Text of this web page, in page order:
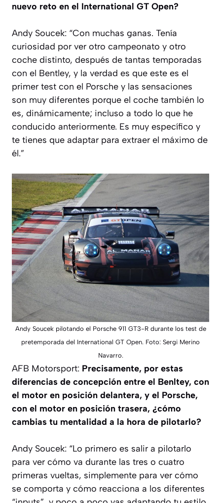
nuevo reto en el International GT Open?
Andy Soucek: “Con muchas ganas. Tenía
curiosidad por ver otro campeonato y otro
coche distinto, después de tantas temporadas
con el Bentley, y la verdad es que este es el
primer test con el Porsche y las sensaciones
son muy diferentes porque el coche también lo
es, dinámicamente; incluso a todo lo que he
conducido anteriormente. Es muy específico y
te tienes que adaptar para extraer el máximo de
él.”
Andy Soucek pilotando el Porsche 911 GT3-R durante los test de
pretemporada del International GT Open. Foto: Sergi Merino
Navarro.
AFB Motorsport: Precisamente, por estas
diferencias de concepción entre el Benltey, con
el motor en posición delantera, y el Porsche,
con el motor en posición trasera, ¿cómo
cambias tu mentalidad a la hora de pilotarlo?
Andy Soucek: “Lo primero es salir a pilotarlo
para ver cómo va durante las tres o cuatro
primeras vueltas, simplemente para ver cómo
se comporta y cómo reacciona a los diferentes